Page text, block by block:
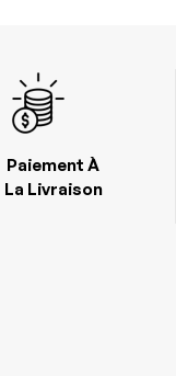
Paiement À
La Livraison